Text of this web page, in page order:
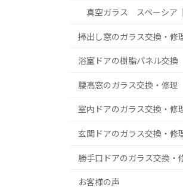
真空ガラス スペーシア
掃出し窓のガラス交換・修
浴室ドアの樹脂パネル交換
腰高窓のガラス交換・修理
室内ドアのガラス交換・修
玄関ドアのガラス交換・修
勝手口ドアのガラス交換・
お客様の声